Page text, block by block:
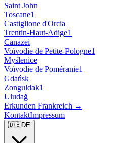
Saint John
Toscane1
Castiglione d'Orcia
Trentin-Haut-Adige1
Canazei
Voïvodie de Petite-Pologne1
Myślenice
Voïvodie de Poméranie1
Gdańsk
Zonguldak1
Uludağ
Erkunden Frankreich →
KontaktImpressum
🇩🇪DE